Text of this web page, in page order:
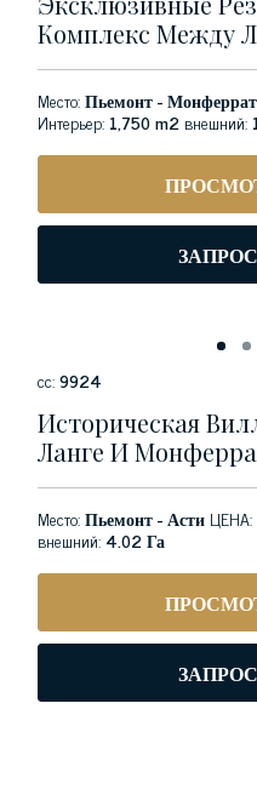
Комплекс Между
Место:Пьемонт -
Интерьер: 1,750 m2 внешний:
сс:9924
Историческая
Ланге И
Место:Пьемонт - Асти ЦЕНА:
внешний: 4.02 Га